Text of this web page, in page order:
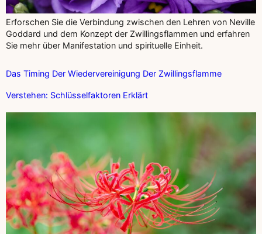
Erforschen Sie die Verbindung zwischen den Lehren von Neville
Goddard und dem Konzept der Zwillingsflammen und erfahren
Sie mehr über Manifestation und spirituelle Einheit.
Das Timing Der Wiedervereinigung Der Zwillingsflamme
Verstehen: Schlüsselfaktoren Erklärt